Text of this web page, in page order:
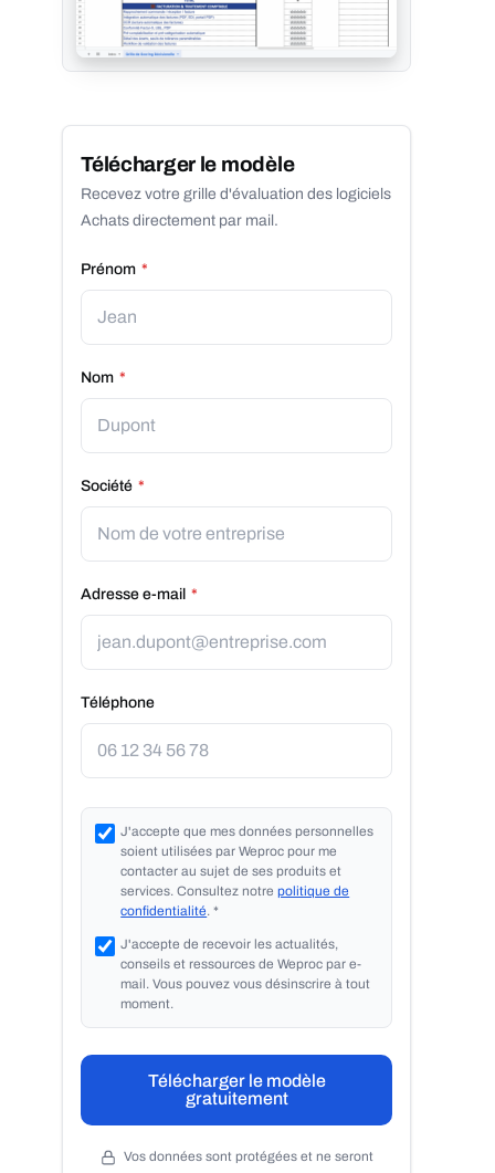
Télécharger le modèle
Recevez votre grille d'évaluation des logiciels
Achats directement par mail.
Prénom *
Nom *
Société *
Adresse e-mail *
Téléphone
J'accepte que mes données personnelles
soient utilisées par Weproc pour me
contacter au sujet de ses produits et
services. Consultez notrepolitique de
confidentialité.*
J'accepte de recevoir les actualités,
conseils et ressources de Weproc par e-
mail. Vous pouvez vous désinscrire à tout
moment.
Télécharger le modèle
gratuitement
Vos données sont protégées et ne seront